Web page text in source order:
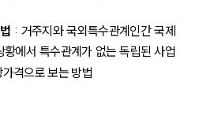
: 거주지와 국외특수관계인간 국제
에서 특수관계가 없는 독립된 사업
격으로 보는 방법